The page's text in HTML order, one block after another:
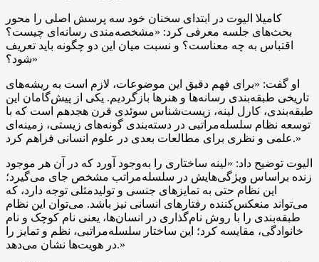
کامیلا الیوت در ابتدای سخنان خود سه پرسش اصلی را محور
بحث‌های جلسه معرفی کرد: «مشخصه‌مندی رسانه‌ای چیست؟
اقتباس به چه معناست؟ و نسبت میان این دو چگونه باید تعریف
شود؟»
او گفت: «برای فهم دقیق این موضوعات، لازم است به ریشه‌های
تاریخی طبقه‌بندی رسانه‌ها و هنرها بازگردیم. یکی از پیش‌گامان این
طبقه‌بندی، کارل لینه، زیست‌شناس سوئدی قرن هجدهم است که با
توسعه نظام سلسله‌مراتبی در دسته‌بندی گونه‌های زیستی، زمینه‌ای
علمی و نظری برای مطالعات بعدی در علوم انسانی فراهم کرد.»
الیوت توضیح داد: «لینه ساختاری را به‌وجود آورد که در آن هر موجود
زنده براساس ویژگی‌هایش در سلسله‌مراتب مشخص جای می‌گیرد؛
این نظام حتی به تمایزهای جنسی و تولیدمثلی توجه دارد، که
می‌تواند منعکس‌کننده رفتارهای انسانی نیز باشد. می‌توان این نظام
طبقه‌بندی را با روش نام‌گذاری در انسان‌ها، یعنی نام کوچک و نام
خانوادگی، مقایسه کرد؛ این ساختار سلسله‌مراتبی، نظم و تمایز را
در هویت‌ها نشان می‌دهد.»